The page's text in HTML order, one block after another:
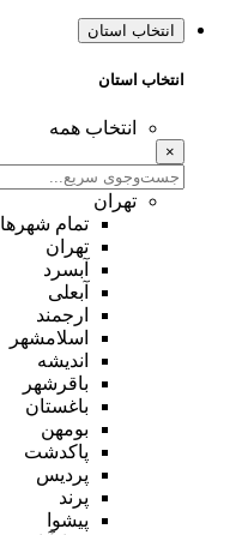
انتخاب استان
انتخاب استان
انتخاب همه
×
تهران
تمام شهر‌ها
تهران
آبسرد
آبعلی
ارجمند
اسلامشهر
اندیشه
باقرشهر
باغستان
بومهن
پاکدشت
پردیس
پرند
پیشوا